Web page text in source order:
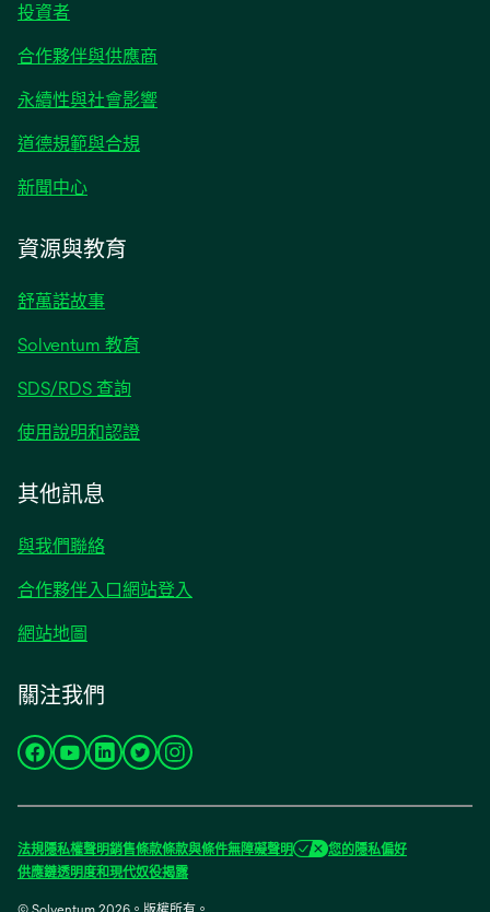
投資者在
標
籤
開
合作夥伴與供應商
永續性與社會影響
道德規範與合規
新聞中心在
標
籤
中
啟
資源與教育
舒萬諾故事
Solventum 教育
SDS/RDS 查詢
使用說明和認證
其他訊息
與我們聯絡
合作夥伴入口網站登入
網站地圖
關注我們
在
籤
中
在
籤
中
在
籤
中
在
籤
中
在
籤
中
法規隱私權聲明銷售條款條款與條件無障礙聲明
您的隱私偏好
供應鏈透明度和現代奴役揭露